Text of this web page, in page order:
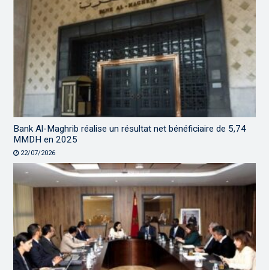
Bank Al-Maghrib réalise un résultat net bénéficiaire de 5,74
MMDH en 2025
22/07/2026